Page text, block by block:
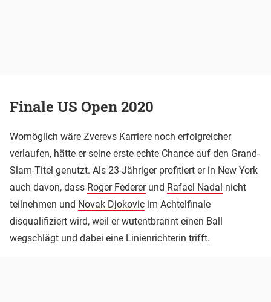
Finale US Open 2020
Womöglich wäre Zverevs Karriere noch erfolgreicher
verlaufen, hätte er seine erste echte Chance auf den Grand-
Slam-Titel genutzt. Als 23-Jähriger profitiert er in New York
auch davon, dass Roger Federerund Rafael Nadal nicht
teilnehmen und Novak Djokovic im Achtelfinale
disqualifiziert wird, weil er wutentbrannt einen Ball
wegschlägt und dabei eine Linienrichterin trifft.